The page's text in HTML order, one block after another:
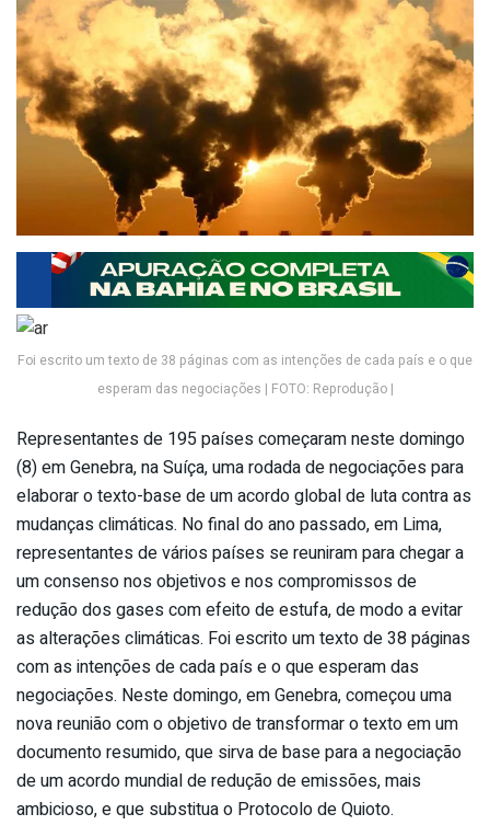
Foi escrito um texto de 38 páginas com as intenções de cada país e o que
esperam das negociações | FOTO: Reprodução |
Representantes de 195 países começaram neste domingo
(8) em Genebra, na Suíça, uma rodada de negociações para
elaborar o texto-base de um acordo global de luta contra as
mudanças climáticas. No final do ano passado, em Lima,
representantes de vários países se reuniram para chegar a
um consenso nos objetivos e nos compromissos de
redução dos gases com efeito de estufa, de modo a evitar
as alterações climáticas. Foi escrito um texto de 38 páginas
com as intenções de cada país e o que esperam das
negociações. Neste domingo, em Genebra, começou uma
nova reunião com o objetivo de transformar o texto em um
documento resumido, que sirva de base para a negociação
de um acordo mundial de redução de emissões, mais
ambicioso, e que substitua o Protocolo de Quioto.